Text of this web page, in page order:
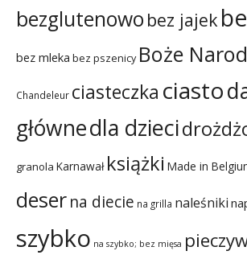
bezglutenowo bez jajek
bez mleka bez pszenicy Boże
Chandeleur ciasteczka ciasto
głównedla dzieci
granola Karnawał książki Made in
deserna diecie na grilla naleśniki
szybko na szybko; bez mięsa